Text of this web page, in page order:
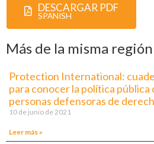
DESCARGAR PDF
SPANISH
Más de la misma región
Protection International:
para conocer la política pública
personas defensoras de
10 de junio de 2021
Leer más »